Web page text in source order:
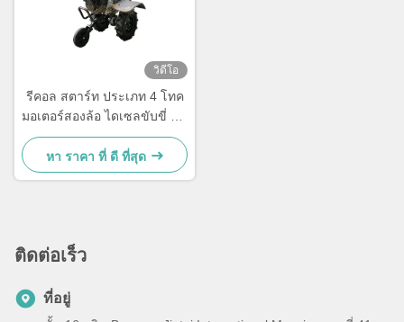
วิดีโอ
รีคอล สตาร์ท ประเภท 4 โทค
มอเตอร์สองล้อ ไดเซลขับขี่ มินิ
เครื่องบดดินเดินแทรกเต
อร์สําหรับการเกษตร
หา ราคา ที่ ดี ที่สุด
ติดต่อเร็ว
ที่อยู่